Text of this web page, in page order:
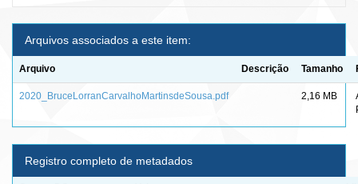
Arquivos associados a este item:
Arquivo Descrição Tamanho
2020_BruceLorranCarvalhoMartinsdeSousa.pdf 2,16 MB
Registro completo de metadados